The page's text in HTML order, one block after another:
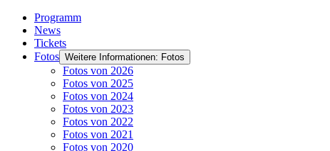
Programm
News
Tickets
Fotos Weitere Informationen: Fotos
Fotos von 2026
Fotos von 2025
Fotos von 2024
Fotos von 2023
Fotos von 2022
Fotos von 2021
Fotos von 2020